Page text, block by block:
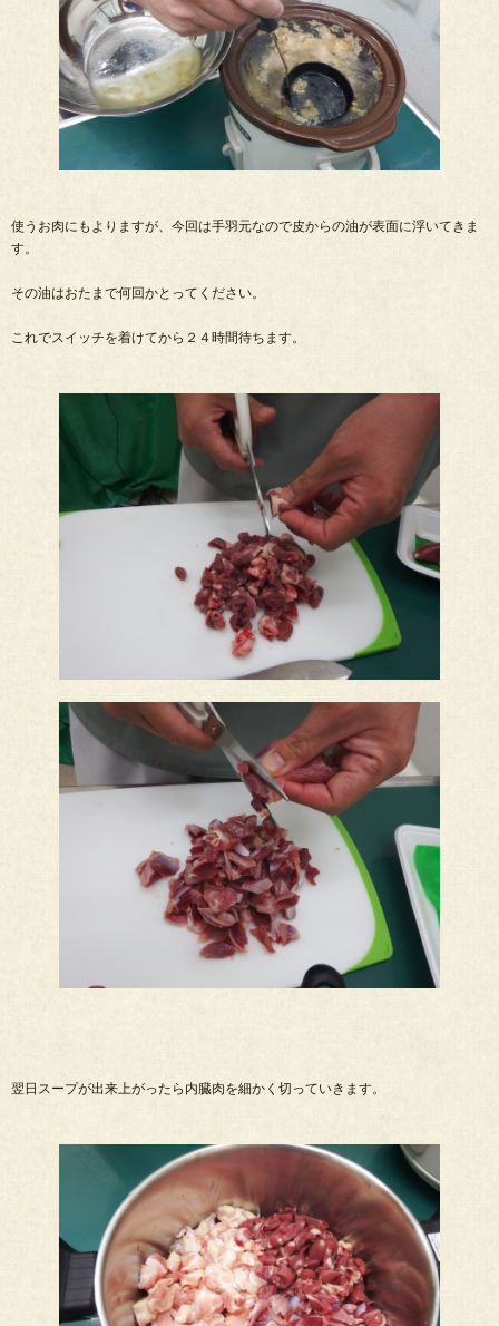
使うお肉にもよりますが、今回は手羽元なので皮からの油が表面に浮いてきま
す。
その油はおたまで何回かとってください。
これでスイッチを着けてから２４時間待ちます。
翌日スープが出来上がったら内臓肉を細かく切っていきます。